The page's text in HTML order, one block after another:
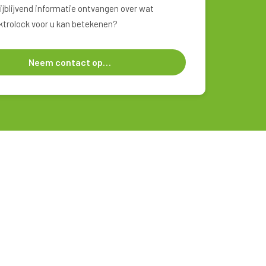
informatie ontvangen over wat
voor u kan betekenen?
Neem contact op…